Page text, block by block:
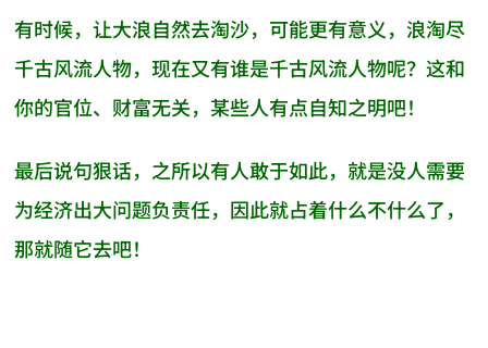
有时候，让大浪自然去淘沙，可能更有意义，浪淘尽
千古风流人物，现在又有谁是千古风流人物呢？这和
你的官位、财富无关，某些人有点自知之明吧！
最后说句狠话，之所以有人敢于如此，就是没人需要
为经济出大问题负责任，因此就占着什么不什么了，
那就随它去吧！